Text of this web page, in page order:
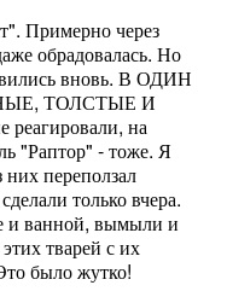
Примерно через
обрадовалась. Но
вновь. В ОДИН
ТОЛСТЫЕ И
на
"Раптор" - тоже. Я
переползал
только вчера.
и ванной, вымыли и
тварей с их
было жутко!